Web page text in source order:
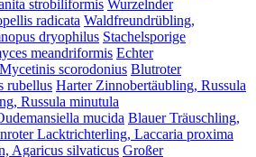
strobiliformis Wurzelnder
radicata Waldfreundrübling,
dryophilus Stachelsporige
meandriformis Echter
scorodonius Blutroter
rubellus Harter Zinnobertäubling, Russula
Russula minutula
mucida Blauer Träuschling,
Lacktrichterling, Laccaria proxima
Agaricus silvaticus Großer